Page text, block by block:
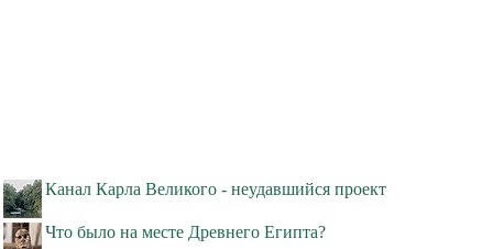
Канал Карла Великого - неудавшийся проект
Что было на месте Древнего Египта?